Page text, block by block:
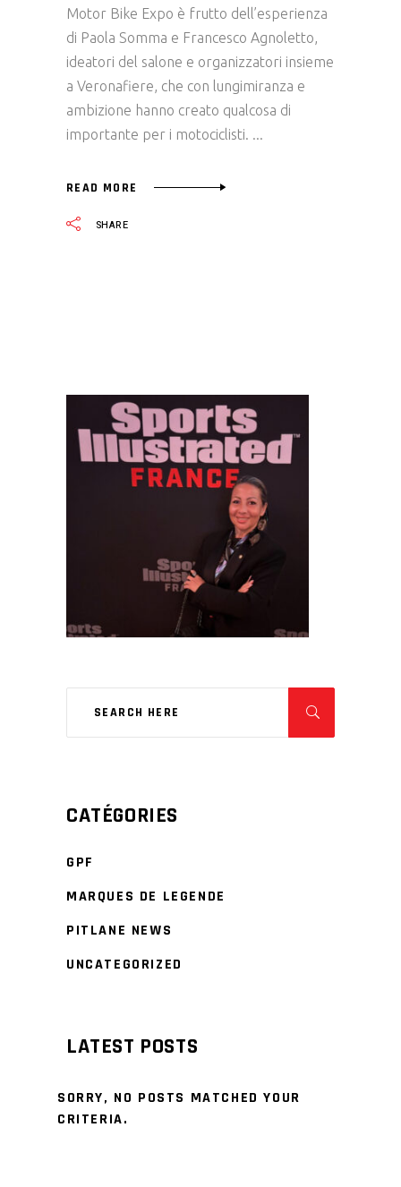
Motor Bike Expo è frutto dell’esperienza
di Paola Somma e Francesco Agnoletto,
ideatori del salone e organizzatori insieme
a Veronafiere, che con lungimiranza e
ambizione hanno creato qualcosa di
importante per i motociclisti.
READ MORE
SHARE
CATÉGORIES
GPF
MARQUES DE LEGENDE
PITLANE NEWS
UNCATEGORIZED
LATEST POSTS
SORRY, NO POSTS MATCHED YOUR
CRITERIA.